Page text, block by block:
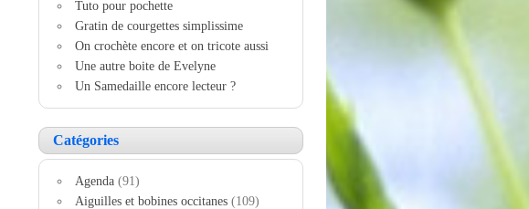
Tuto pour pochette
Gratin de courgettes simplissime
On crochète encore et on tricote aussi
Une autre boite de Evelyne
Un Samedaille encore lecteur ?
Catégories
Agenda (91)
Aiguilles et bobines occitanes (109)